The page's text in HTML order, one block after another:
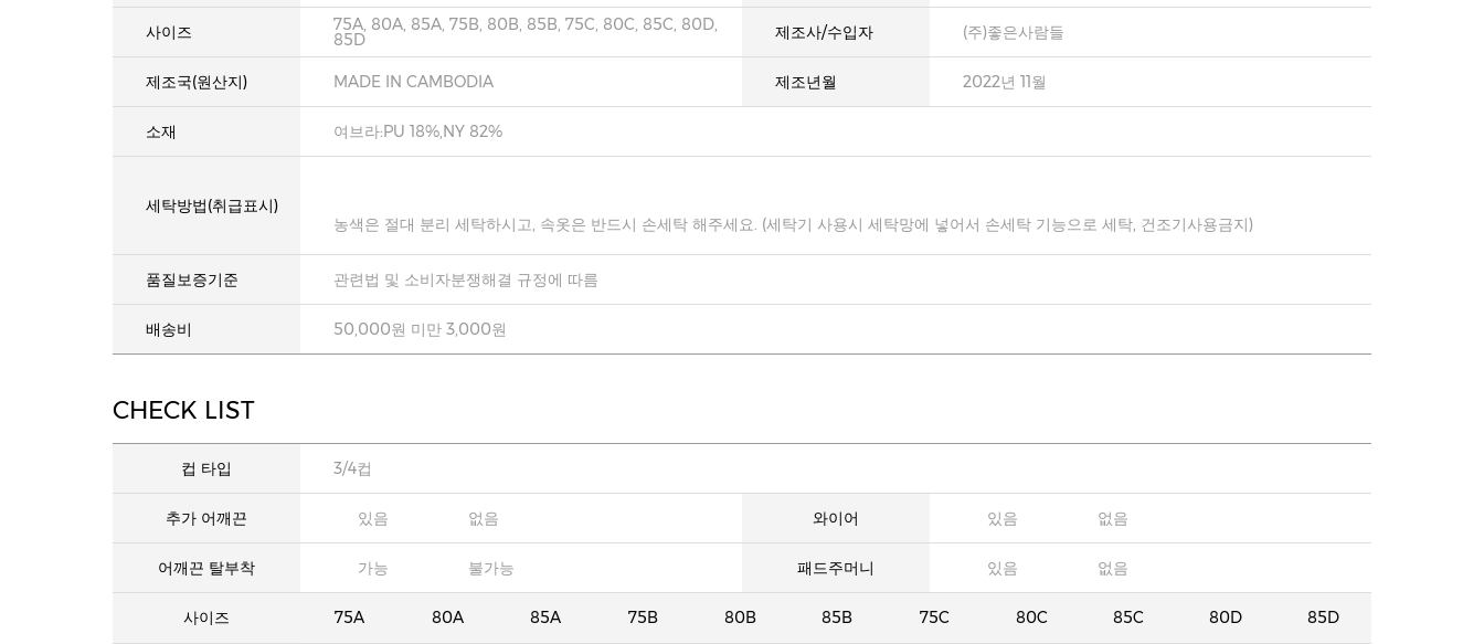
사이즈 75A, 80A, 85A, 75B, 80B, 85B, 75C, 80C, 85C, 80D,
85D 제조사/수입자 (주)좋은사람들
제조국(원산지) MADE IN CAMBODIA 제조년월 2022년 11월
소재 여브라:PU 18%,NY 82%
세탁방법(취급표시)
농색은 절대 분리 세탁하시고, 속옷은 반드시 손세탁 해주세요. (세탁기 사용시 세탁망에 넣어서 손세탁 기능으로 세탁, 건조기사용금지)
품질보증기준 관련법 및 소비자분쟁해결 규정에 따름
배송비 50,000원 미만 3,000원
CHECK LIST
컵 타입 3/4컵
추가 어깨끈 있음 없음 와이어 있음 없음
어깨끈 탈부착 가능 불가능 패드주머니 있음 없음
사이즈 75A 80A 85A 75B 80B 85B 75C 80C 85C 80D 85D